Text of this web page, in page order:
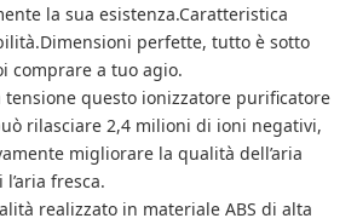
la sua esistenza.Caratteristica
perfette, tutto è sotto
comprare a tuo agio.
tensione questo ionizzatore purificatore
rilasciare 2,4 milioni di ioni negativi,
migliorare la qualità dell’aria
fresca.
realizzato in materiale ABS di alta